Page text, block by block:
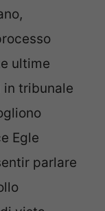
ultime
tribunale
Egle
parlare